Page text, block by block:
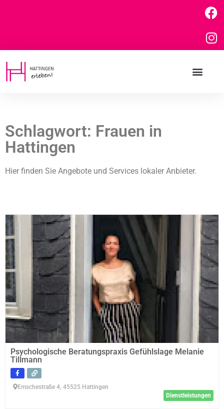
Schlagwort: Frauen in
Hattingen
Hier finden Sie Angebote und Services lokaler Anbieter.
Psychologische Beratungspraxis Gefühlslage Melanie
Tillmann
Emschestraße 4, 45525 Hattingen
Dienstleistungen